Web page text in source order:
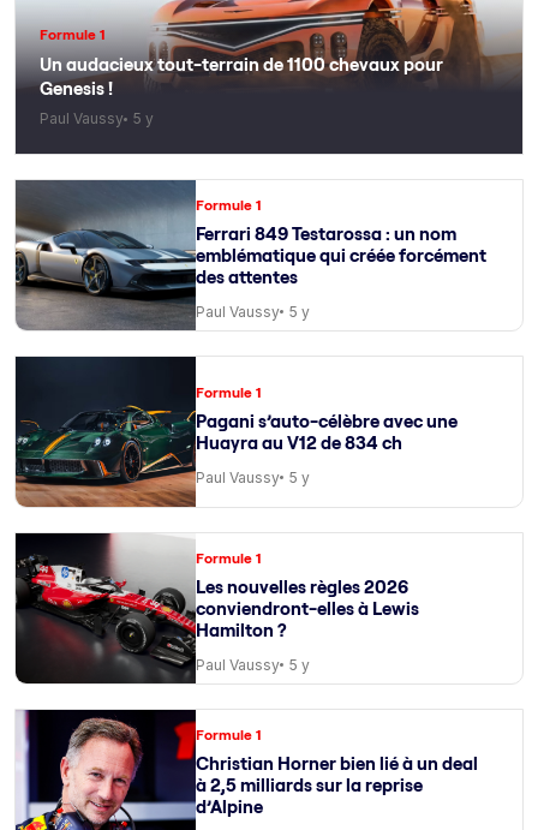
Formule 1
Un audacieux tout-terrain de 1100 chevaux pour
Genesis !
Paul Vaussy 5 y
Formule 1
Ferrari 849 Testarossa : un nom
emblématique qui créée forcément
des attentes
Paul Vaussy 5 y
Formule 1
Pagani s’auto-célèbre avec une
Huayra au V12 de 834 ch
Paul Vaussy 5 y
Formule 1
Les nouvelles règles 2026
conviendront-elles à Lewis
Hamilton ?
Paul Vaussy 5 y
Formule 1
Christian Horner bien lié à un deal
à 2,5 milliards sur la reprise
d’Alpine